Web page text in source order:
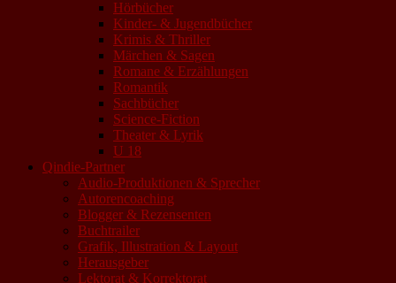
Hörbücher
Kinder- & Jugendbücher
Krimis & Thriller
Märchen & Sagen
Romane & Erzählungen
Romantik
Sachbücher
Science-Fiction
Theater & Lyrik
U 18
Qindie-Partner
Audio-Produktionen & Sprecher
Autorencoaching
Blogger & Rezensenten
Buchtrailer
Grafik, Illustration & Layout
Herausgeber
Lektorat & Korrektorat